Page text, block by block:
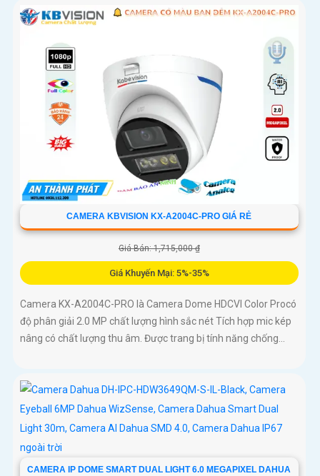
camera cùng loại trong một hệ thống để giám sát toàn bộ
không gian một cách hiệu quả, tiết kiệm thời gian và chi phí
CAMERA KBVISION KX-A2004C-PRO GIÁ RẺ
Giá Bán: 1,715,000 ₫
Giá Khuyến Mại: 5%-35%
Camera KX-A2004C-PRO là Camera Dome HDCVI Color Procó
độ phân giải 2.0 MP chất lượng hình sắc nét Tích hợp mic kép
nâng có chất lượng thu âm. Được trang bị tính năng chống...
CAMERA IP DOME SMART DUAL LIGHT 6.0 MEGAPIXEL DAHUA